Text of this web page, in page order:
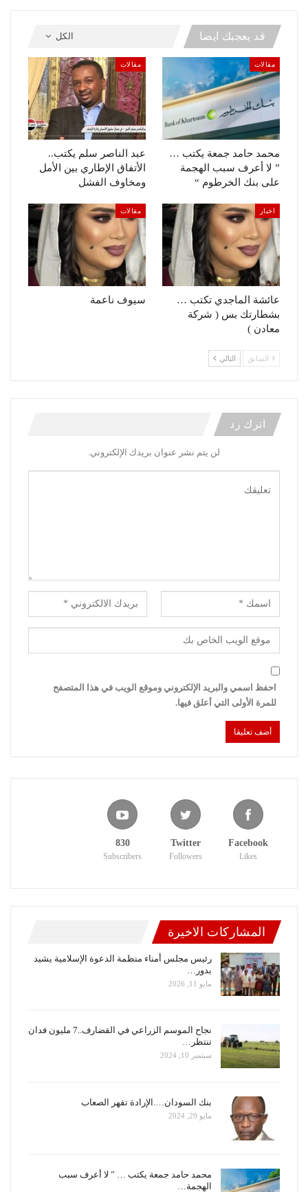
الكل قد يعجبك ايضا
مقالات
محمد حامد جمعة يكتب …
” لا أعرف سبب الهجمة
على بنك الخرطوم “
مقالات
عبد الناصر سلم يكتب..
الأتفاق الإطاري بين الأمل
ومخاوف الفشل
اخبار
عائشة الماجدي تكتب …
بشطارتك بس ( شركة
معادن )
مقالات
سيوف ناعمة
السابق التالي
اترك رد
لن يتم نشر عنوان بريدك الإلكتروني.
احفظ اسمي والبريد الإلكتروني وموقع الويب في هذا المتصفح
للمرة الأولى التي أعلق فيها.
Facebook
Likes
Twitter
Followers
830
Subscribers
المشاركات الاخيرة
رئيس مجلس أمناء منظمة الدعوة الإسلامية يشيد
بدور…
مايو 11, 2026
نجاح الموسم الزراعي في القضارف..7 مليون فدان
تنتظر…
سبتمبر 10, 2024
بنك السودان….الإرادة تقهر الصعاب
مايو 29, 2024
محمد حامد جمعة يكتب … ” لا أعرف سبب
الهجمة…